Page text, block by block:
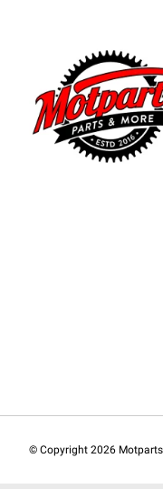
© Copyright 2026